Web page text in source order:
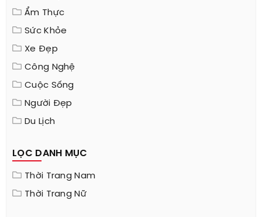
Ẩm Thực
Sức Khỏe
Xe Đẹp
Công Nghệ
Cuộc Sống
Người Đẹp
Du Lịch
LỌC DANH MỤC
Thời Trang Nam
Thời Trang Nữ